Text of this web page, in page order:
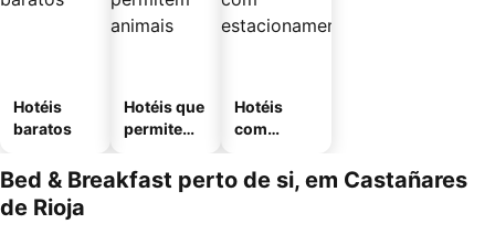
Hotéis
baratos
Hotéis que
permitem
Hotéis
com
mento
Bed & Breakfast perto de si, em Castañares
de Rioja